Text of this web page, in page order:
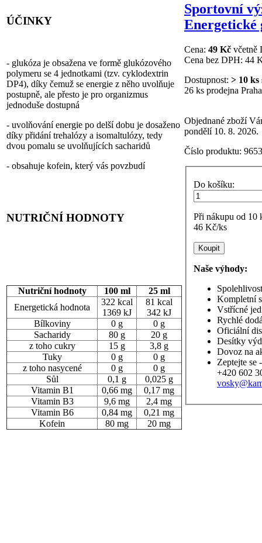
ÚČINKY
- glukóza je obsažena ve formě glukózového
polymeru se 4 jednotkami (tzv. cyklodextrin
DP4), díky čemuž se energie z něho uvolňuje
postupně, ale přesto je pro organizmus
jednoduše dostupná
- uvolňování energie po delší dobu je dosaženo
díky přidání trehalózy a isomaltulózy, tedy
dvou pomalu se uvolňujících sacharidů
- obsahuje kofein, který vás povzbudí
NUTRIČNÍ HODNOTY
Nutriční hodnoty 100 ml
25 ml
Energetická hodnota
322 kcal
1369 kJ
81 kcal
342 kJ
Bílkoviny
0 g
0 g
Sacharidy
80 g
20 g
z toho cukry
15 g
3,8 g
Tuky
0 g
0 g
z toho nasycené
0 g
0 g
Sůl
0,1 g
0,025 g
Vitamin B1
0,66 mg
0,17 mg
Vitamin B3
9,6 mg
2,4 mg
Vitamin B6
0,84 mg
0,21 mg
Kofein
80 mg 20 mg
Sportovní
Energetické
Cena: 49 Kč včetně
Cena bez DPH: 44
Dostupnost: > 10 ks
26 ks prodejna
Objednané zboží
pondělí 10. 8. 2026.
Číslo produktu:
Do košíku:
Při nákupu od 10
46 Kč/ks
Naše výhody:
Spolehlivost
Kompletní
Vstřícné
Rychlé
Oficiální
Desítky
Dovoz na
Zeptejte se
+420 602